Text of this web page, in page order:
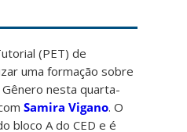
(PET) de
uma formação sobre
nesta quarta-
Samira Vigano. O
bloco A do CED e é